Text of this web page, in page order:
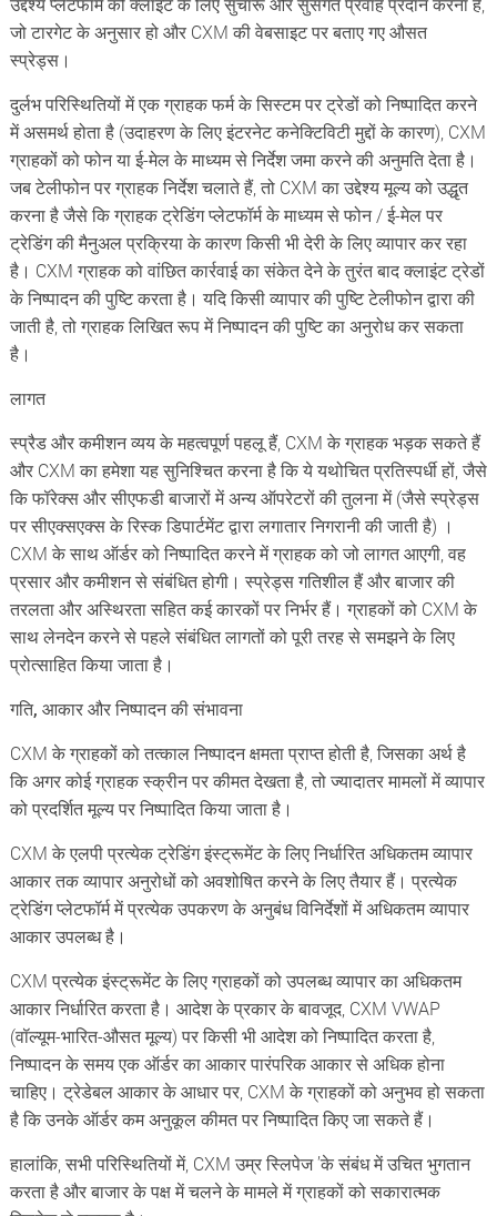
जो टारगेट के अनुसार हो और CXM की वेबसाइट पर बताए गए औसत
स्प्रेड्स।
दुर्लभ परिस्थितियों में एक ग्राहक फर्म के सिस्टम पर ट्रेडों को निष्पादित करने
में असमर्थ होता है (उदाहरण के लिए इंटरनेट कनेक्टिविटी मुद्दों के कारण), CXM
ग्राहकों को फोन या ई-मेल के माध्यम से निर्देश जमा करने की अनुमति देता है।
जब टेलीफोन पर ग्राहक निर्देश चलाते हैं, तो CXM का उद्देश्य मूल्य को उद्धृत
करना है जैसे कि ग्राहक ट्रेडिंग प्लेटफॉर्म के माध्यम से फोन / ई-मेल पर
ट्रेडिंग की मैनुअल प्रक्रिया के कारण किसी भी देरी के लिए व्यापार कर रहा
है। CXM ग्राहक को वांछित कार्रवाई का संकेत देने के तुरंत बाद क्लाइंट ट्रेडों
के निष्पादन की पुष्टि करता है। यदि किसी व्यापार की पुष्टि टेलीफोन द्वारा की
जाती है, तो ग्राहक लिखित रूप में निष्पादन की पुष्टि का अनुरोध कर सकता
है।
लागत
स्प्रैड और कमीशन व्यय के महत्वपूर्ण पहलू हैं, CXM के ग्राहक भड़क सकते हैं
और CXM का हमेशा यह सुनिश्चित करना है कि ये यथोचित प्रतिस्पर्धी हों, जैसे
कि फॉरेक्स और सीएफडी बाजारों में अन्य ऑपरेटरों की तुलना में (जैसे स्प्रेड्स
पर सीएक्सएक्स के रिस्क डिपार्टमेंट द्वारा लगातार निगरानी की जाती है) ।
CXM के साथ ऑर्डर को निष्पादित करने में ग्राहक को जो लागत आएगी, वह
प्रसार और कमीशन से संबंधित होगी। स्प्रेड्स गतिशील हैं और बाजार की
तरलता और अस्थिरता सहित कई कारकों पर निर्भर हैं। ग्राहकों को CXM के
साथ लेनदेन करने से पहले संबंधित लागतों को पूरी तरह से समझने के लिए
प्रोत्साहित किया जाता है।
गति, आकार और निष्पादन की संभावना
CXM के ग्राहकों को तत्काल निष्पादन क्षमता प्राप्त होती है, जिसका अर्थ है
कि अगर कोई ग्राहक स्क्रीन पर कीमत देखता है, तो ज्यादातर मामलों में व्यापार
को प्रदर्शित मूल्य पर निष्पादित किया जाता है।
CXM के एलपी प्रत्येक ट्रेडिंग इंस्ट्रूमेंट के लिए निर्धारित अधिकतम व्यापार
आकार तक व्यापार अनुरोधों को अवशोषित करने के लिए तैयार हैं। प्रत्येक
ट्रेडिंग प्लेटफॉर्म में प्रत्येक उपकरण के अनुबंध विनिर्देशों में अधिकतम व्यापार
आकार उपलब्ध है।
CXM प्रत्येक इंस्ट्रूमेंट के लिए ग्राहकों को उपलब्ध व्यापार का अधिकतम
आकार निर्धारित करता है। आदेश के प्रकार के बावजूद, CXM VWAP
(वॉल्यूम-भारित-औसत मूल्य) पर किसी भी आदेश को निष्पादित करता है,
निष्पादन के समय एक ऑर्डर का आकार पारंपरिक आकार से अधिक होना
चाहिए। ट्रेडेबल आकार के आधार पर, CXM के ग्राहकों को अनुभव हो सकता
है कि उनके ऑर्डर कम अनुकूल कीमत पर निष्पादित किए जा सकते हैं।
हालांकि, सभी परिस्थितियों में, CXM उम्र स्लिपेज ’के संबंध में उचित भुगतान
करता है और बाजार के पक्ष में चलने के मामले में ग्राहकों को सकारात्मक